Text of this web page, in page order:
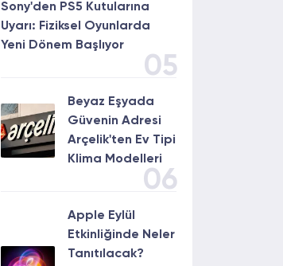
Sony'den PS5 Kutularına
Uyarı: Fiziksel Oyunlarda
Yeni Dönem Başlıyor
05
Beyaz Eşyada
Güvenin Adresi
Arçelik'ten Ev Tipi
Klima Modelleri
06
Apple Eylül
Etkinliğinde Neler
Tanıtılacak?